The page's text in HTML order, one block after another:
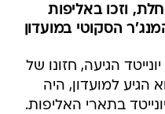
וזכו באליפות
יונייטד הגיעה, חזונו של
הגיע למועדון, היה
7-18 על פני יונייטד בתארי האליפות.